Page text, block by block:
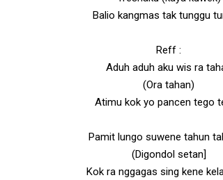
Balio kangmas tak tunggu
Reff :
Aduh aduh aku wis ra
(Ora tahan)
Atimu kok yo pancen tego
Pamit lungo suwene tahun
(Digondol setan]
Kok ra nggagas sing kene